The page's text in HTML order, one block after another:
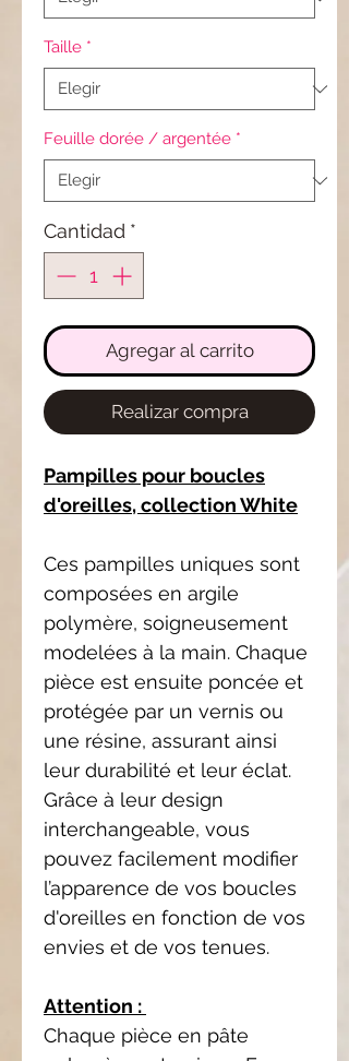
Taille *
Feuille dorée / argentée *
Cantidad *
Agregar al carrito
Realizar compra
Pampilles pour boucles
d'oreilles, collection White
Ces pampilles uniques sont
composées en argile
polymère, soigneusement
modelées à la main. Chaque
pièce est ensuite poncée et
protégée par un vernis ou
une résine, assurant ainsi
leur durabilité et leur éclat.
Grâce à leur design
interchangeable, vous
pouvez facilement modifier
l’apparence de vos boucles
d'oreilles en fonction de vos
envies et de vos tenues.
Attention :
Chaque pièce en pâte